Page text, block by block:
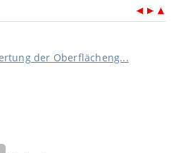
der Oberflächeng...